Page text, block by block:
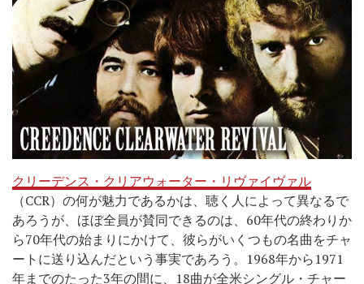
クリーデンス・クリアウォーター・リヴァイヴァル
（CCR）の何が魅力であるかは、聴く人によって異なるで
あろうが、ほぼ全員が賛同できるのは、60年代の終わりか
ら70年代の始まりにかけて、彼らがいくつもの名曲をチャ
ートに送り込んだという事実であろう。1968年から1971
年までのたった3年の間に、18曲が全米シングル・チャー